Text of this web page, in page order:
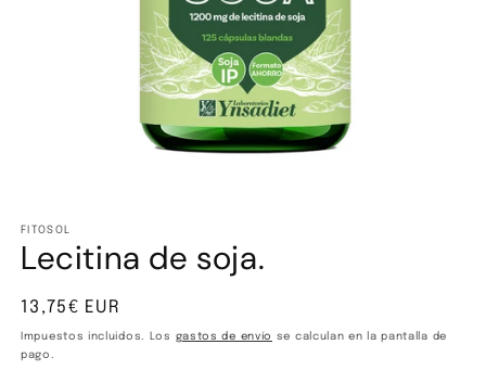
multimedia
1
en
ventana
modal
FITOSOL
Lecitina de soja.
Precio
habitual
13,75€ EUR
Impuestos incluidos. Los gastos de envío se calculan en la pantalla de
pago.